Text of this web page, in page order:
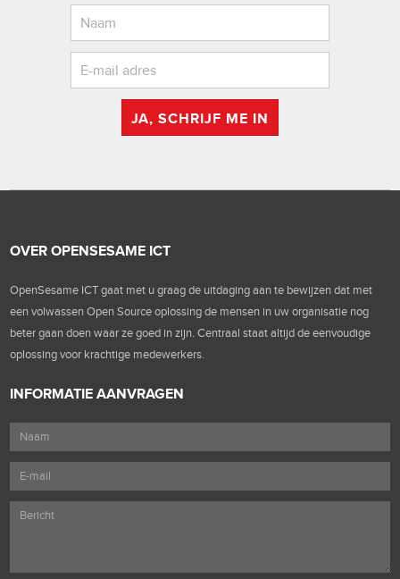
JA, SCHRIJF ME IN
OVER OPENSESAME ICT
OpenSesame ICT gaat met u graag de uitdaging aan te bewijzen dat met
een volwassen Open Source oplossing de mensen in uw organisatie nog
beter gaan doen waar ze goed in zijn. Centraal staat altijd de eenvoudige
oplossing voor krachtige medewerkers.
INFORMATIE AANVRAGEN